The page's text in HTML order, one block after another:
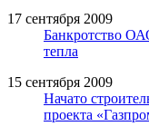
17 сентября 2009
Банкротство
тепла
15 сентября 2009
Начато
проекта